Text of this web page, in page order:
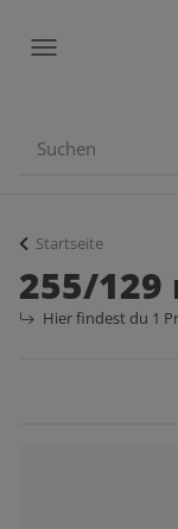
Startseite
255/129
Hier findest du 1